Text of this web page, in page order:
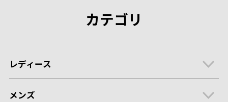
カテゴリ
レディース
メンズ